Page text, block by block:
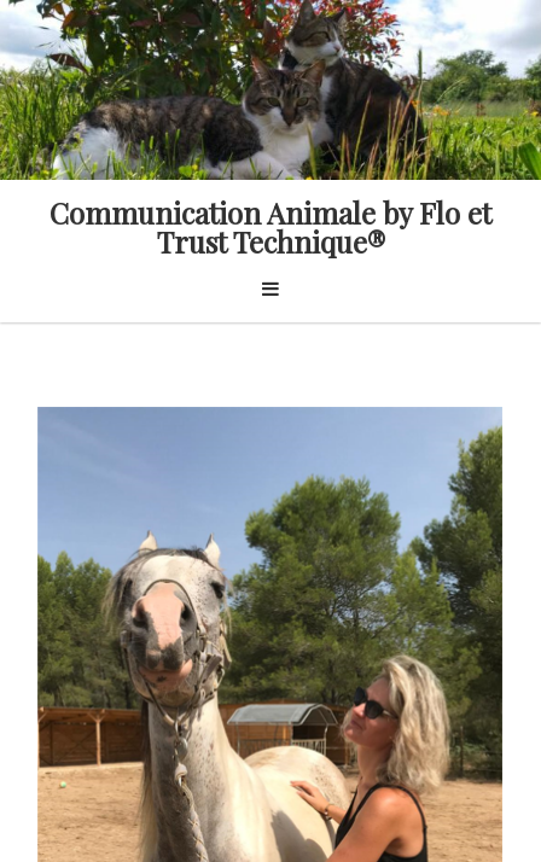
Skip
content
Communication Animale by Flo et
Trust Technique®